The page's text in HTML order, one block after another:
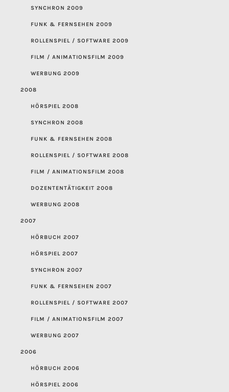
SYNCHRON 2009
FUNK & FERNSEHEN 2009
ROLLENSPIEL / SOFTWARE 2009
FILM / ANIMATIONSFILM 2009
WERBUNG 2009
2008
HÖRSPIEL 2008
SYNCHRON 2008
FUNK & FERNSEHEN 2008
ROLLENSPIEL / SOFTWARE 2008
FILM / ANIMATIONSFILM 2008
DOZENTENTÄTIGKEIT 2008
WERBUNG 2008
2007
HÖRBUCH 2007
HÖRSPIEL 2007
SYNCHRON 2007
FUNK & FERNSEHEN 2007
ROLLENSPIEL / SOFTWARE 2007
FILM / ANIMATIONSFILM 2007
WERBUNG 2007
2006
HÖRBUCH 2006
HÖRSPIEL 2006